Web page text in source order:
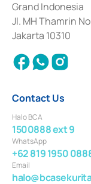
2017 and other
Institution for the
Settlement of
2018.
Grand Indonesia
Jl. MH Thamrin
Jakarta 10310
Contact Us
Halo BCA
1500888 ext 9
WhatsApp
+62 819 1950
Email